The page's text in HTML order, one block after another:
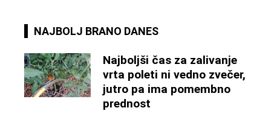
NAJBOLJ BRANO DANES
Najboljši čas za zalivanje
vrta poleti ni vedno zvečer,
jutro pa ima pomembno
prednost